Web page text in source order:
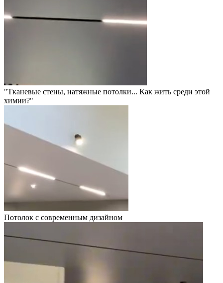
"Тканевые стены, натяжные потолки... Как жить среди этой
химии?"
Потолок с современным дизайном